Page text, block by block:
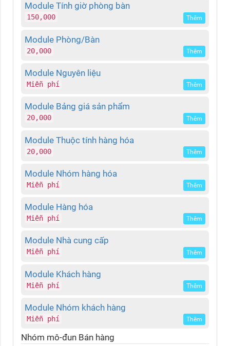
Module Tính giờ phòng bàn
150,000 Thêm
Module Phòng/Bàn
20,000 Thêm
Module Nguyên liệu
Miễn phí Thêm
Module Bảng giá sản phẩm
20,000 Thêm
Module Thuộc tính hàng hóa
20,000 Thêm
Module Nhóm hàng hóa
Miễn phí Thêm
Module Hàng hóa
Miễn phí Thêm
Module Nhà cung cấp
Miễn phí Thêm
Module Khách hàng
Miễn phí Thêm
Module Nhóm khách hàng
Miễn phí Thêm
Nhóm mô-đun Bán hàng